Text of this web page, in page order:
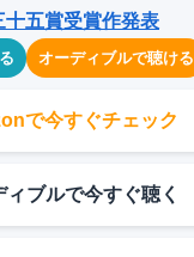
五賞受賞作発表
オーディブルで聴ける
で今すぐチェック
ィブルで今すぐ聴く